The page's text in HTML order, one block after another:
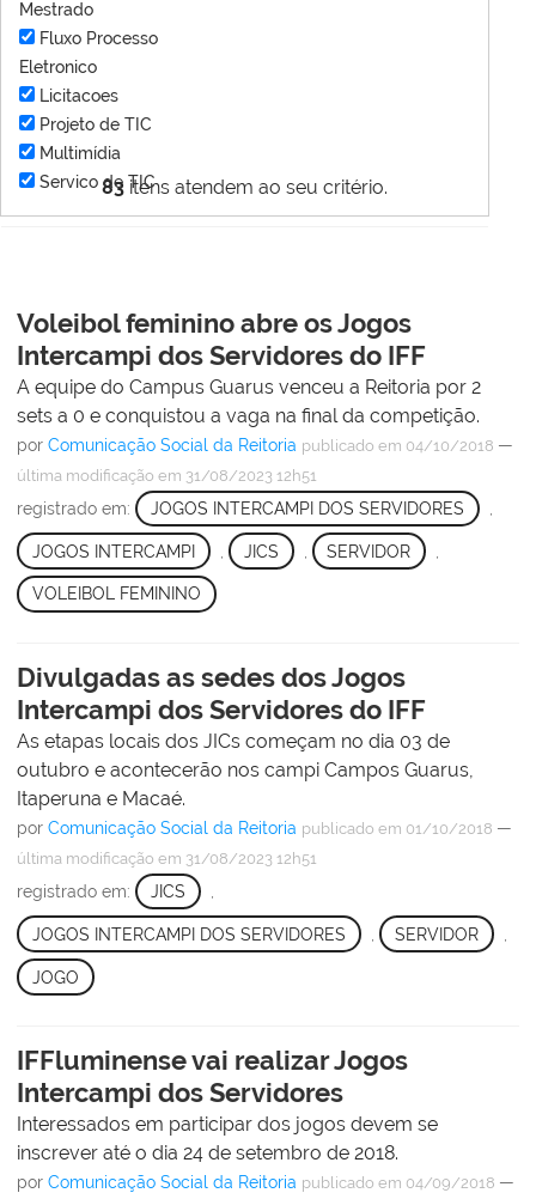
83 itens atendem ao seu critério.
Mestrado
Fluxo Processo
Eletronico
Licitacoes
Projeto de TIC
Multimídia
Servico de TIC
Voleibol feminino abre os Jogos
Intercampi dos Servidores do IFF
A equipe do Campus Guarus venceu a Reitoria por 2
sets a 0 e conquistou a vaga na final da competição.
por Comunicação Social da Reitoria publicado em 04/10/2018 —
última modificação em 31/08/2023 12h51
registrado em: JOGOS INTERCAMPI DOS SERVIDORES
JOGOS INTERCAMPI JICS SERVIDOR
VOLEIBOL FEMININO
Divulgadas as sedes dos Jogos
Intercampi dos Servidores do IFF
As etapas locais dos JICs começam no dia 03 de
outubro e acontecerão nos campi Campos Guarus,
Itaperuna e Macaé.
por Comunicação Social da Reitoria publicado em 01/10/2018 —
última modificação em 31/08/2023 12h51
registrado em: JICS
JOGOS INTERCAMPI DOS SERVIDORES SERVIDOR
JOGO
IFFluminense vai realizar Jogos
Intercampi dos Servidores
Interessados em participar dos jogos devem se
inscrever até o dia 24 de setembro de 2018.
por Comunicação Social da Reitoria publicado em 04/09/2018 —